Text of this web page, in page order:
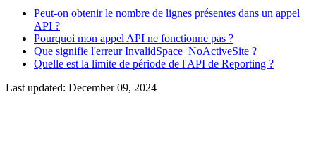
Peut-on obtenir le nombre de lignes présentes dans un appel
API ?
Pourquoi mon appel API ne fonctionne pas ?
Que signifie l'erreur InvalidSpace_NoActiveSite ?
Quelle est la limite de période de l'API de Reporting ?
Last updated: December 09, 2024